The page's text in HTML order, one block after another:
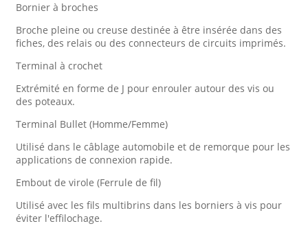
Bornier à broches
Broche pleine ou creuse destinée à être insérée dans des
fiches, des relais ou des connecteurs de circuits imprimés.
Terminal à crochet
Extrémité en forme de J pour enrouler autour des vis ou
des poteaux.
Terminal Bullet (Homme/Femme)
Utilisé dans le câblage automobile et de remorque pour les
applications de connexion rapide.
Embout de virole (Ferrule de fil)
Utilisé avec les fils multibrins dans les borniers à vis pour
éviter l'effilochage.